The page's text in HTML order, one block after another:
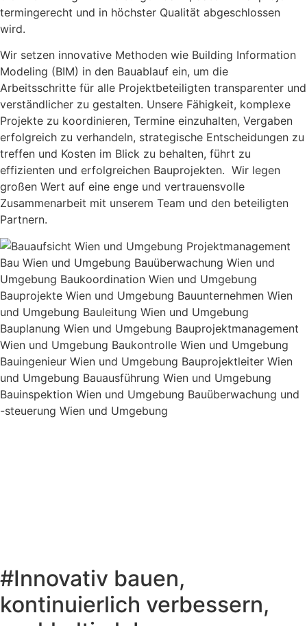
termingerecht und in höchster Qualität abgeschlossen
wird.
Wir setzen innovative Methoden wie Building Information
Modeling (BIM) in den Bauablauf ein, um die
Arbeitsschritte für alle Projektbeteiligten transparenter und
verständlicher zu gestalten. Unsere Fähigkeit, komplexe
Projekte zu koordinieren, Termine einzuhalten, Vergaben
erfolgreich zu verhandeln, strategische Entscheidungen zu
treffen und Kosten im Blick zu behalten, führt zu
effizienten und erfolgreichen Bauprojekten. Wir legen
großen Wert auf eine enge und vertrauensvolle
Zusammenarbeit mit unserem Team und den beteiligten
Partnern.
#Innovativ bauen,
kontinuierlich verbessern,